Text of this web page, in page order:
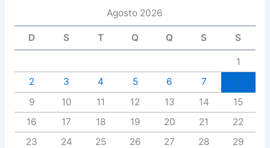
Agosto 2026
D S T Q Q S S
1
2
3 4 5 6 7
9
10 11 12 13 14
15
16
17 18 19 20 21
22
23
24 25 26 27 28
29